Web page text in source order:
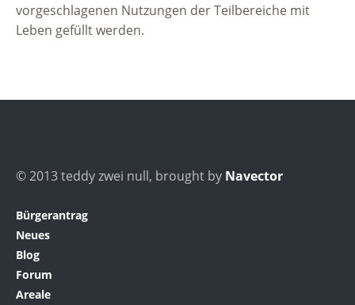
vorgeschlagenen Nutzungen der Teilbereiche mit
Leben gefüllt werden.
© 2013 teddy zwei null, brought by Navector
Bürgerantrag
Neues
Blog
Forum
Areale